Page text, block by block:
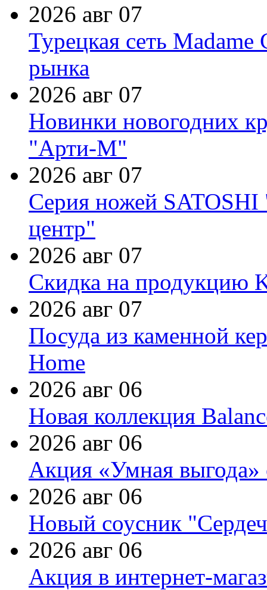
2026 авг 07
Турецкая сеть Madame
рынка
2026 авг 07
Новинки новогодних
"Арти-М"
2026 авг 07
Серия ножей
центр"
2026 авг 07
Скидка на продукцию
2026 авг 07
Посуда из каменной
Home
2026 авг 06
Новая коллекция
2026 авг 06
Акция «Умная выгода»
2026 авг 06
Новый соусник
2026 авг 06
Акция в интернет-